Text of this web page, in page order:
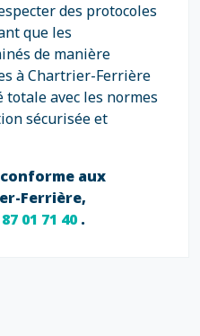
des protocoles
que les
de manière
à Chartrier-Ferrière
avec les normes
sécurisée et
aux
Ferrière,
01 71 40.